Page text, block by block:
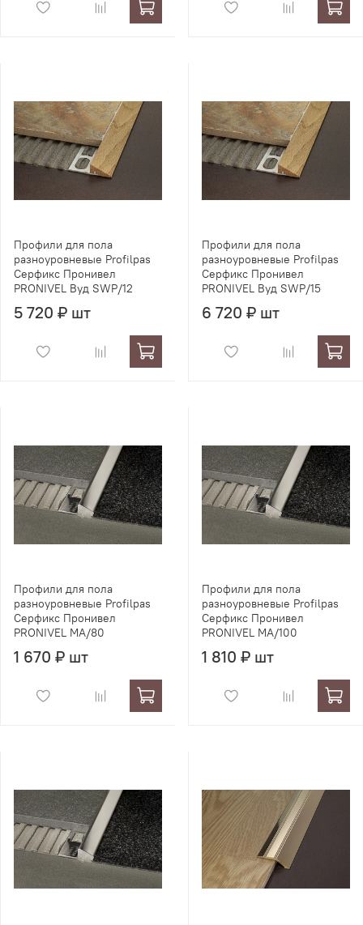
Профили для пола
разноуровневые Profilpas
Серфикс Пронивел
PRONIVEL Вуд SWP/12
5 720 ₽ шт
Профили для пола
разноуровневые Profilpas
Серфикс Пронивел
PRONIVEL Вуд SWP/15
6 720 ₽ шт
Профили для пола
разноуровневые Profilpas
Серфикс Пронивел
PRONIVEL MA/80
1 670 ₽ шт
Профили для пола
разноуровневые Profilpas
Серфикс Пронивел
PRONIVEL MA/100
1 810 ₽ шт